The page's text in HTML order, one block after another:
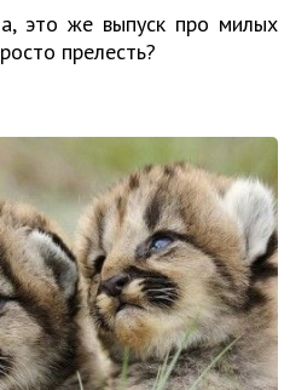
это же выпуск про милых
прелесть?